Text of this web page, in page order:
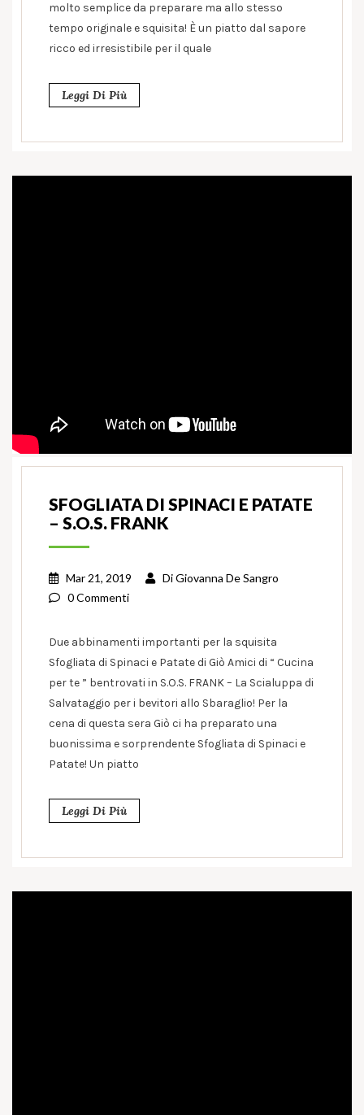
molto semplice da preparare ma allo stesso
tempo originale e squisita! È un piatto dal sapore
ricco ed irresistibile per il quale
Leggi Di Più
SFOGLIATA DI SPINACI E PATATE
– S.O.S. FRANK
Mar 21, 2019 DiGiovanna De Sangro
0 Commenti
Due abbinamenti importanti per la squisita
Sfogliata di Spinaci e Patate di Giò Amici di “ Cucina
per te ” bentrovati in S.O.S. FRANK – La Scialuppa di
Salvataggio per i bevitori allo Sbaraglio! Per la
cena di questa sera Giò ci ha preparato una
buonissima e sorprendente Sfogliata di Spinaci e
Patate! Un piatto
Leggi Di Più